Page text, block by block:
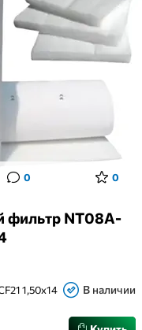
0 0
фильтр NT08A-
1,50х14 В наличии